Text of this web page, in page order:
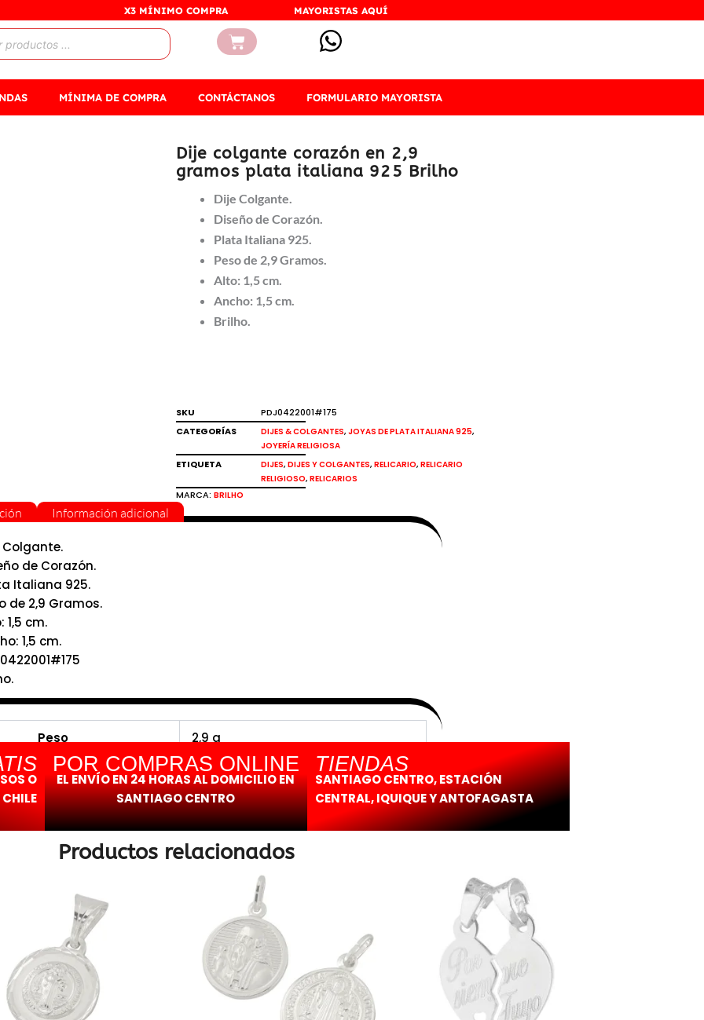
X3 MÍNIMO COMPRA MAYORISTAS AQUÍ
Carrito
MÍNIMA DE COMPRA CONTÁCTANOS FORMULARIO MAYORISTA
Dije colgante corazón en 2,9
gramos plata italiana 925 Brilho
Dije Colgante.
Diseño de Corazón.
Plata Italiana 925.
Peso de 2,9 Gramos.
Alto: 1,5 cm.
Ancho: 1,5 cm.
Brilho.
SKU
PDJ0422001#175
CATEGORÍAS
DIJES & COLGANTES,JOYAS DE PLATA ITALIANA 925,
JOYERÍA RELIGIOSA
ETIQUETA DIJES,DIJES Y COLGANTES,RELICARIO,RELICARIO
RELIGIOSO,RELICARIOS
MARCA:BRILHO
Información adicional
Colgante.
de Corazón.
Italiana 925.
de 2,9 Gramos.
1,5 cm.
1,5 cm.
Peso 2,9 g
O
POR COMPRAS ONLINE
EL ENVÍO EN 24 HORAS AL DOMICILIO EN
SANTIAGO CENTRO
TIENDAS
SANTIAGO CENTRO, ESTACIÓN
CENTRAL, IQUIQUE Y ANTOFAGASTA
Productos relacionados